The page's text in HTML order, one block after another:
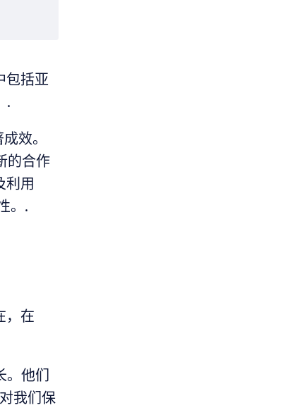
包括亚
.
效。
的合作
利用
。.
，在
。他们
我们保